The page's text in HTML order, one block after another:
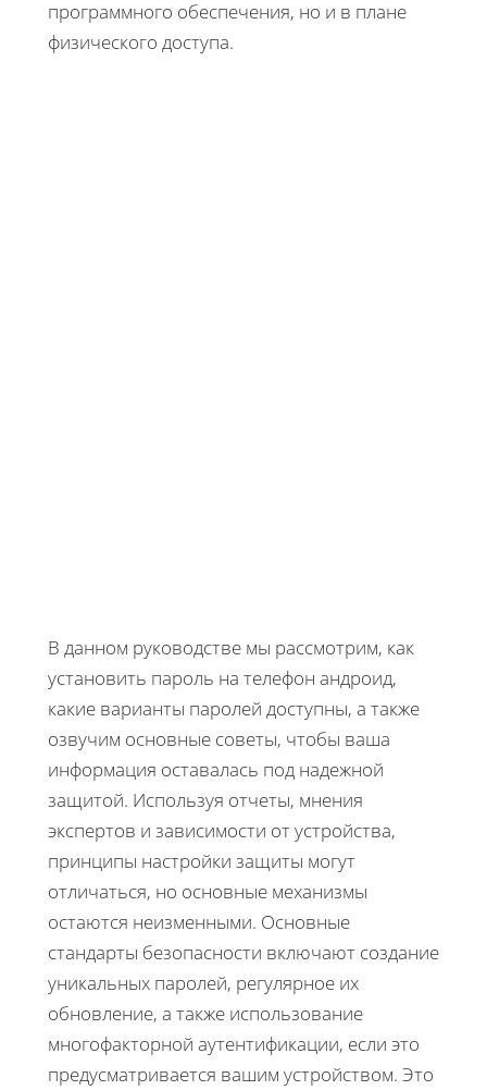
программного обеспечения, но и в плане
физического доступа.
В данном руководстве мы рассмотрим, как
установить пароль на телефон андроид,
какие варианты паролей доступны, а также
озвучим основные советы, чтобы ваша
информация оставалась под надежной
защитой. Используя отчеты, мнения
экспертов и зависимости от устройства,
принципы настройки защиты могут
отличаться, но основные механизмы
остаются неизменными. Основные
стандарты безопасности включают создание
уникальных паролей, регулярное их
обновление, а также использование
многофакторной аутентификации, если это
предусматривается вашим устройством. Это